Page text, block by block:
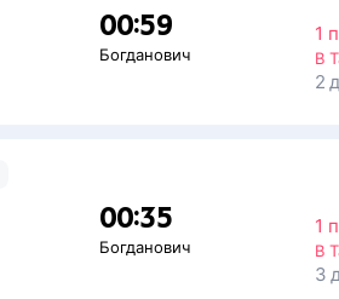
00:59
Богданович
1
В
2
00:35
Богданович
1
В
3